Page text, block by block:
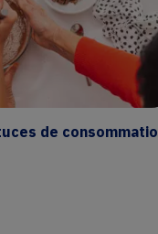
de